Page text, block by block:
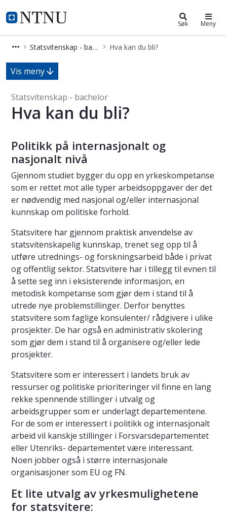
NTNU Hjemmeside
Statsvitenskap - bachelor Søk Meny
Statsvitenskap - bachelor Hva kan du bli?
Hva kan du bli? - Statsvitenskap -
Vis meny
Statsvitenskap - bachelor
Hva kan du bli?
Politikk på internasjonalt og
nasjonalt nivå
Gjennom studiet bygger du opp en yrkeskompetanse
som er rettet mot alle typer arbeidsoppgaver der det
er nødvendig med nasjonal og/eller internasjonal
kunnskap om politiske forhold.
Statsvitere har gjennom praktisk anvendelse av
statsvitenskapelig kunnskap, trenet seg opp til å
utføre utrednings- og forskningsarbeid både i privat
og offentlig sektor. Statsvitere har i tillegg til evnen til
å sette seg inn i eksisterende informasjon, en
metodisk kompetanse som gjør dem i stand til å
utrede nye problemstillinger. Derfor benyttes
statsvitere som faglige konsulenter/ rådgivere i ulike
prosjekter. De har også en administrativ skolering
som gjør dem i stand til å organisere og/eller lede
prosjekter.
Statsvitere som er interessert i landets bruk av
ressurser og politiske prioriteringer vil finne en lang
rekke spennende stillinger i utvalg og
arbeidsgrupper som er underlagt departementene.
For de som er interessert i politikk og internasjonalt
arbeid vil kanskje stillinger i Forsvarsdepartementet
eller Utenriks- departementet være interessant.
Noen jobber også i større internasjonale
organisasjoner som EU og FN.
Et lite utvalg av yrkesmulighetene
for statsvitere: